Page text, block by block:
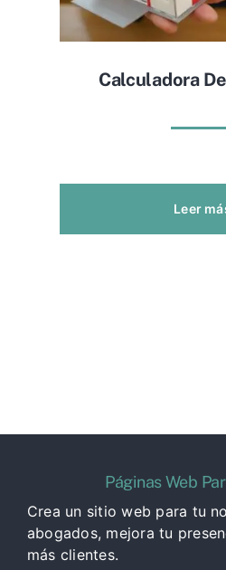
Calculadora
Leer
Páginas Web
Crea un sitio web para tu
abogados, mejora tu
más clientes.